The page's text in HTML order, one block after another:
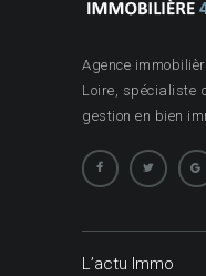
Agence
Loire, spécialiste
gestion en bien
L’actu Immo